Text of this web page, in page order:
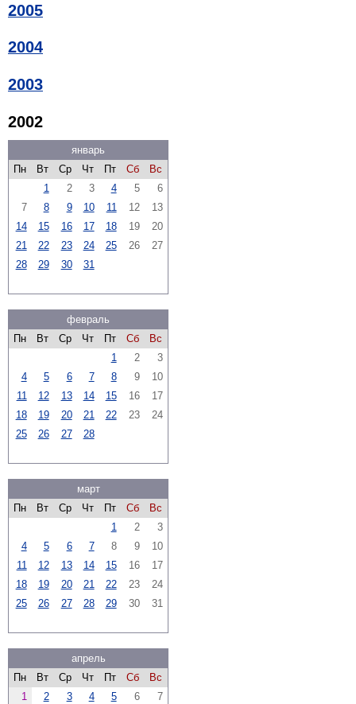
2005
2004
2003
2002
январь
Пн
Вт Ср Чт Пт Сб
Вс
1
2 3 4 5
6
7
8 9 10 11 12
13
14
15 16 17 18 19
20
21
22 23 24 25 26
27
28
29 30 31
февраль
Пн
Вт Ср Чт Пт Сб
Вс
1
2
3
4
5 6 7 8 9
10
11
12 13 14 15 16
17
18
19 20 21 22 23
24
25
26 27 28
март
Пн
Вт Ср Чт Пт Сб
Вс
1
2
3
4
5 6 7 8 9
10
11
12 13 14 15 16
17
18
19 20 21 22 23
24
25
26 27 28 29 30 31
апрель
Пн
Вт Ср Чт Пт Сб
Вс
1
2 3 4 5 6
7